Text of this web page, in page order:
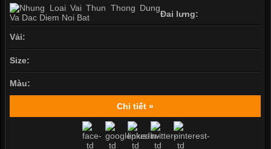
Đai lưng:
Vải:
Size:
Màu:
Chi tiết »